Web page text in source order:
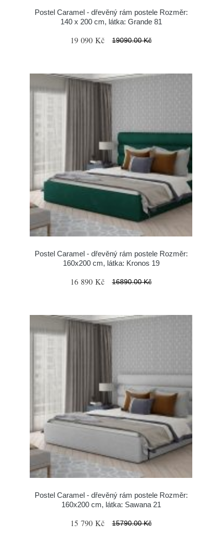
Postel Caramel - dřevěný rám postele Rozměr:
140 x 200 cm, látka: Grande 81
19 090 Kč 19090.00 Kč
Postel Caramel - dřevěný rám postele Rozměr:
160x200 cm, látka: Kronos 19
16 890 Kč 16890.00 Kč
Postel Caramel - dřevěný rám postele Rozměr:
160x200 cm, látka: Sawana 21
15 790 Kč 15790.00 Kč